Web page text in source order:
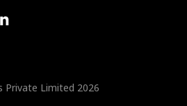
Private Limited 2026